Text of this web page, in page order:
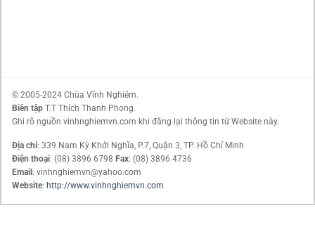
© 2005-2024 Chùa Vĩnh Nghiêm.
Biên tập T.T Thích Thanh Phong.
Ghi rõ nguồn vinhnghiemvn.com khi đăng lại thông tin từ Website này.
Địa chỉ: 339 Nam Kỳ Khởi Nghĩa, P.7, Quận 3, TP. Hồ Chí Minh
Điện thoại: (08) 3896 6798 Fax: (08) 3896 4736
Email : vinhnghiemvn@yahoo.com
Website: http://www.vinhnghiemvn.com